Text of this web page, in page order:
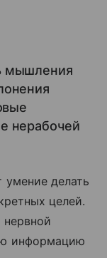
мышления
нерабочей
умение делать
целей.
нервной
информацию